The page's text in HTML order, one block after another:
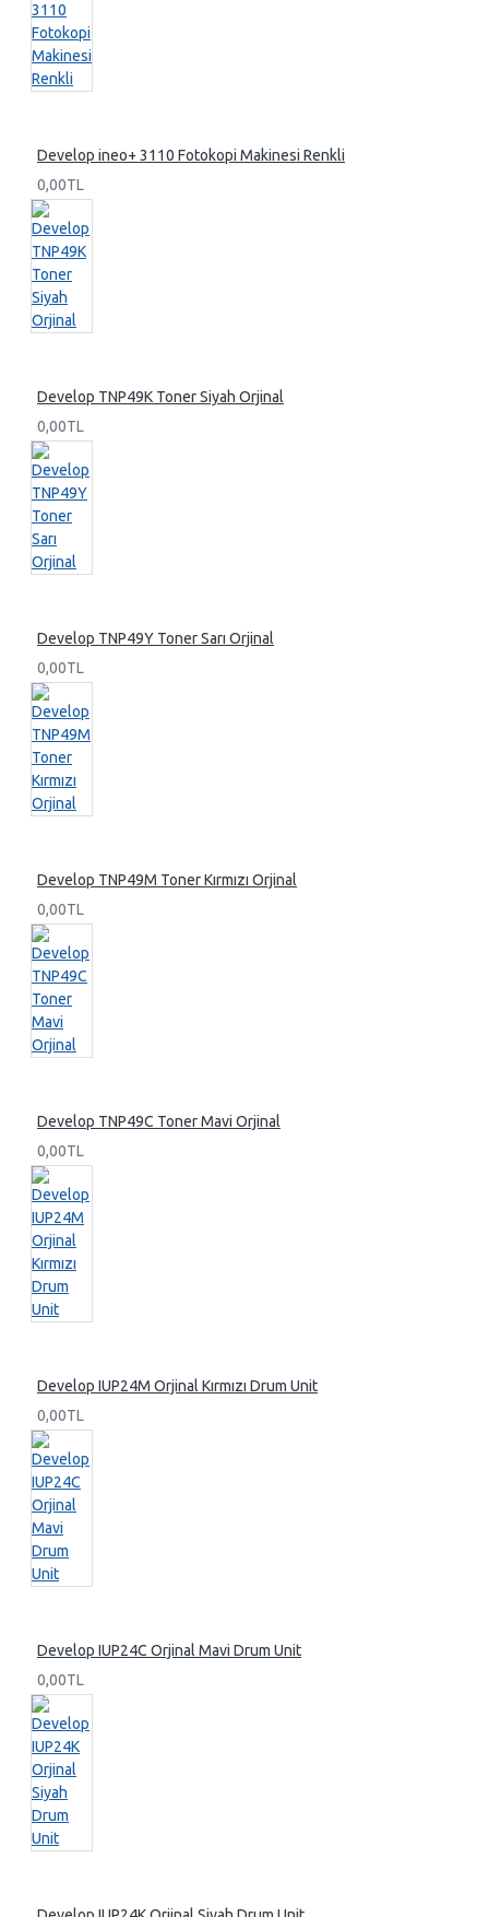
Develop ineo+ 3110 Fotokopi Makinesi Renkli
0,00TL
Develop TNP49K Toner Siyah Orjinal
0,00TL
Develop TNP49Y Toner Sarı Orjinal
0,00TL
Develop TNP49M Toner Kırmızı Orjinal
0,00TL
Develop TNP49C Toner Mavi Orjinal
0,00TL
Develop IUP24M Orjinal Kırmızı Drum Unit
0,00TL
Develop IUP24C Orjinal Mavi Drum Unit
0,00TL